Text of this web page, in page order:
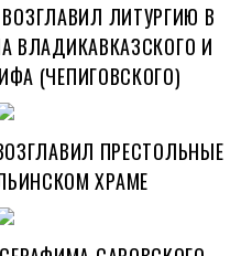
ЛИТУРГИЮ В
ВЛАДИКАВКАЗСКОГО И
(ЧЕПИГОВСКОГО)
ПРЕСТОЛЬНЫЕ
ХРАМЕ